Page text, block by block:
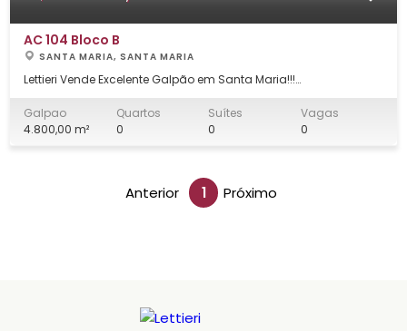
AC 104 Bloco B
SANTA MARIA, SANTA MARIA
Lettieri Vende Excelente Galpão em Santa Maria!!!
- Galpão vazado de 100 M² com pé direito de 3m; - Vala de
Manutenção com 1,60 de profundidade e 15m de comprimento;
Galpao
4.800,00 m²
Quartos
0
Suítes
0
Vagas
0
Anterior 1 Próximo